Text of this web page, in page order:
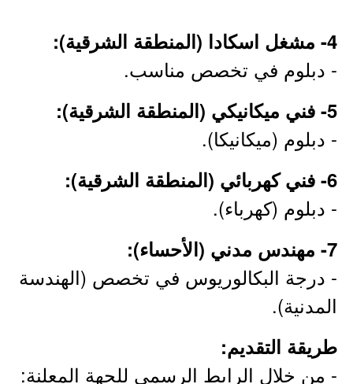
4- مشغل اسكادا (المنطقة الشرقية):
- دبلوم في تخصص مناسب.
5- فني ميكانيكي (المنطقة الشرقية):
- دبلوم (ميكانيكا).
6- فني كهربائي (المنطقة الشرقية):
- دبلوم (كهرباء).
7- مهندس مدني (الأحساء):
- درجة البكالوريوس في تخصص (الهندسة
المدنية).
طريقة التقديم:
- من خلال الرابط الرسمي للجهة المعلنة: